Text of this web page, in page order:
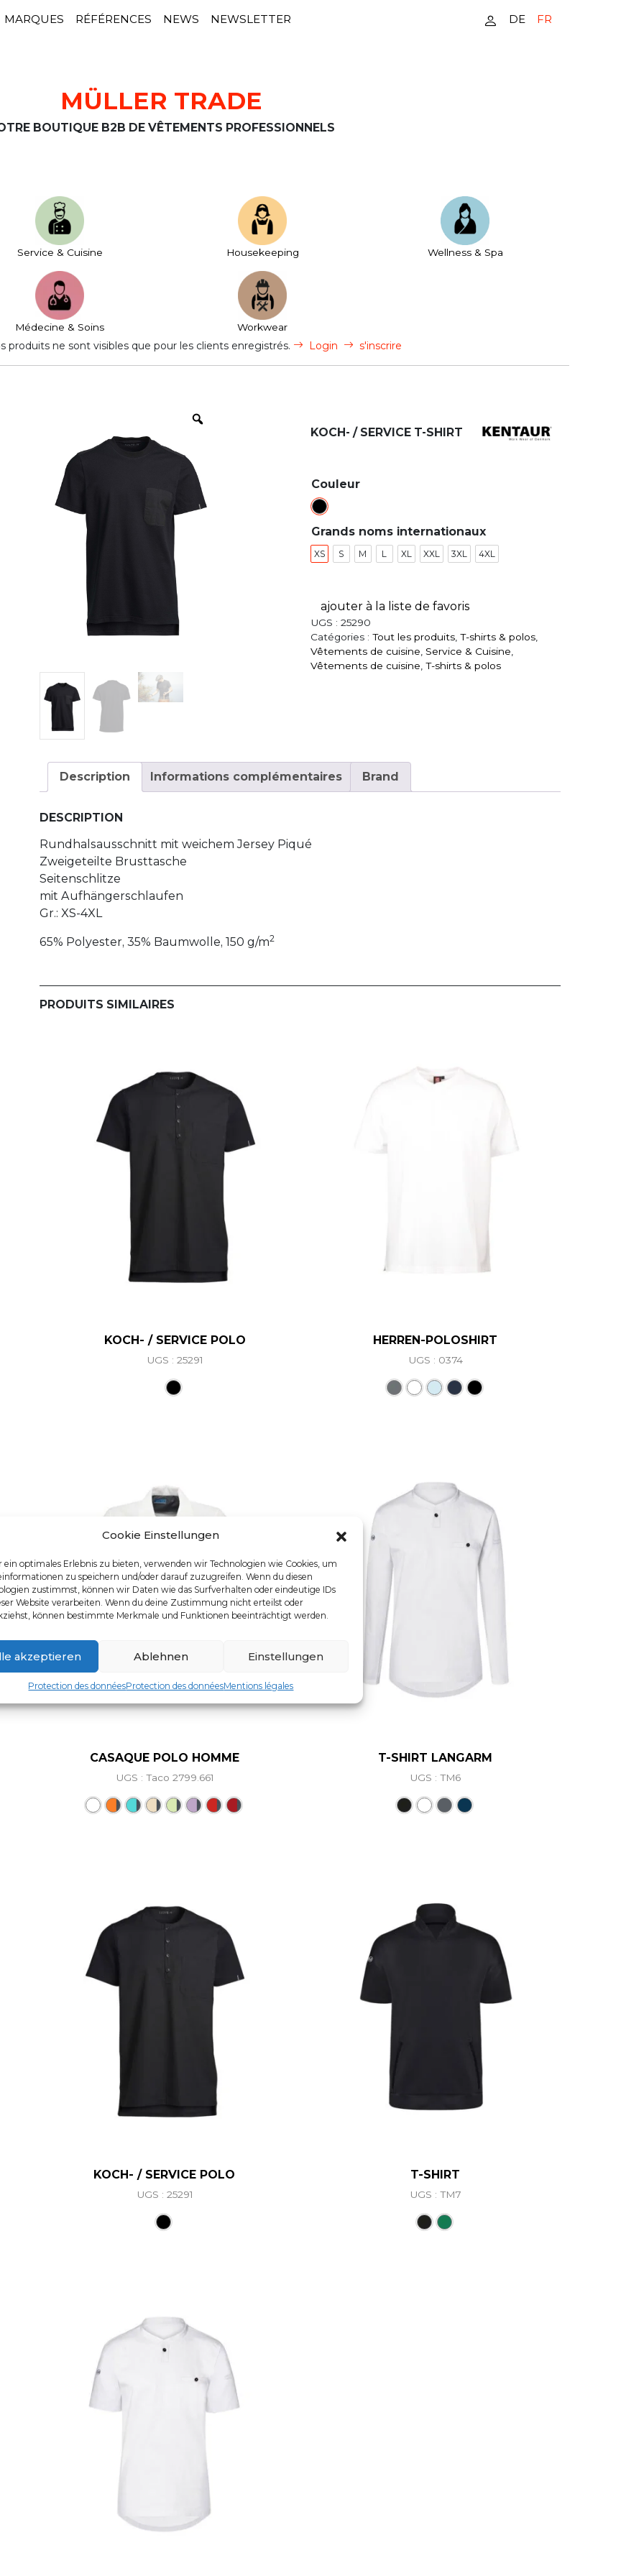
Cookie Einstellungen
ein optimales Erlebnis zu bieten, verwenden wir Technologien wie Cookies, um
zu speichern und/oder darauf zuzugreifen. Wenn du diesen
zustimmst, können wir Daten wie das Surfverhalten oder eindeutige IDs
Website verarbeiten. Wenn du deine Zustimmung nicht erteilst oder
können bestimmte Merkmale und Funktionen beeinträchtigt werden.
akzeptieren Ablehnen Einstellungen
Protection des donnéesProtection des donnéesMentions légales
MARQUES RÉFÉRENCES NEWS NEWSLETTER DE FR
MÜLLER TRADE
BOUTIQUE B2B DE VÊTEMENTS PROFESSIONNELS
Service & Cuisine House­keeping Wellness & Spa
Médecine & Soins Workwear
produits ne sont visibles que pour les clients enregistrés. Login s'inscrire
KOCH- / SERVICE T-SHIRT
Couleur
Grands noms internationaux
XS S M L XL XXL 3XL 4XL
ajouter à la liste de favoris
UGS : 25290
Catégories : Tout les produits, T-shirts & polos,
Vêtements de cuisine, Service & Cuisine,
Vêtements de cuisine, T-shirts & polos
Description Informations complémentaires Brand
DESCRIPTION
Rundhalsausschnitt mit weichem Jersey Piqué
Zweigeteilte Brusttasche
Seitenschlitze
mit Aufhängerschlaufen
Gr.: XS-4XL
65% Polyester, 35% Baumwolle, 150 g/m2
PRODUITS SIMILAIRES
KOCH- / SERVICE POLO
UGS : 25291
HERREN-POLOSHIRT
UGS : 0374
CASAQUE POLO HOMME
UGS : Taco 2799.661
T-SHIRT LANGARM
UGS : TM6
KOCH- / SERVICE POLO
UGS : 25291
T-SHIRT
UGS : TM7